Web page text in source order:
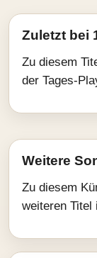
Zuletzt bei
Zu diesem
der Tages-
Weitere
Zu diesem
weiteren Titel